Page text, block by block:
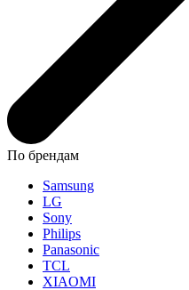
По брендам
Samsung
LG
Sony
Philips
Panasonic
TCL
XIAOMI